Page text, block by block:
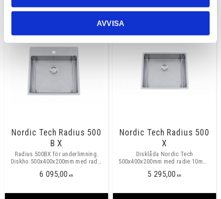
AVVISA
Nordic Tech Radius 500
B X
Radius 500BX för underlimning.
Diskho 500x400x200mm med radie
blandare i plåten.
6 095,00 KR
Nordic Tech Radius 500
X
Disklåda Nordic Tech
500x400x200mm med radie 10mm i
Minsta skåpbredd 600mm.
5 295,00 KR